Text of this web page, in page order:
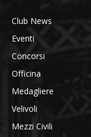
Club News
Eventi
Concorsi
Officina
Medagliere
Velivoli
Mezzi Civili